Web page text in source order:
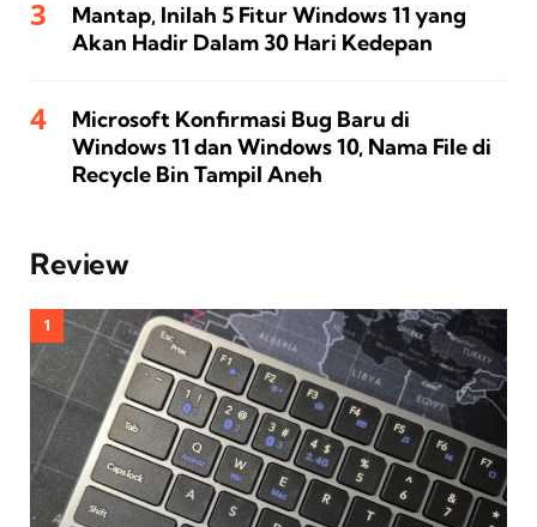
Mantap, Inilah 5 Fitur Windows 11 yang
Akan Hadir Dalam 30 Hari Kedepan
Microsoft Konfirmasi Bug Baru di
Windows 11 dan Windows 10, Nama File di
Recycle Bin Tampil Aneh
Review